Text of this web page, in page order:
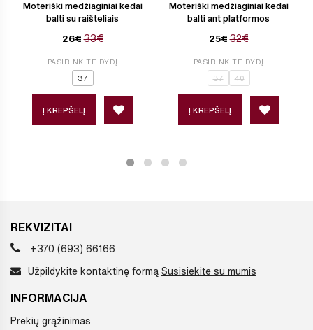
Moteriški medžiaginiai kedai
balti su raišteliais
26€ 33€
PASIRINKITE DYDĮ
37
Į KREPŠELĮ
Moteriški medžiaginiai kedai
balti ant platformos
25€ 32€
PASIRINKITE DYDĮ
37 40
Į KREPŠELĮ
REKVIZITAI
+370 (693) 66166
Užpildykite kontaktinę formą Susisiekite su mumis
INFORMACIJA
Prekių grąžinimas